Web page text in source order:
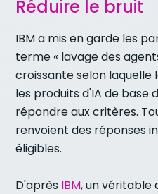
Réduire le bruit
IBM a mis en garde les
terme « lavage des
croissante selon laquelle
les produits d'IA de base
répondre aux critères.
renvoient des réponses
éligibles.
D'après IBM, un véritable